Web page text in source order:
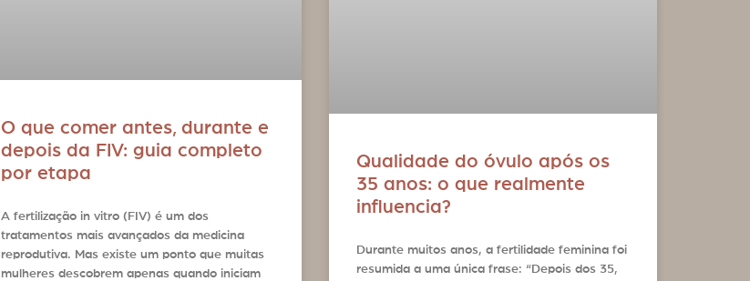
O que comer antes, durante e
depois da FIV: guia completo
por etapa
A fertilização in vitro (FIV) é um dos
tratamentos mais avançados da medicina
reprodutiva. Mas existe um ponto que muitas
mulheres descobrem apenas quando iniciam
Qualidade do óvulo após os
35 anos: o que realmente
influencia?
Durante muitos anos, a fertilidade feminina foi
resumida a uma única frase: “Depois dos 35,